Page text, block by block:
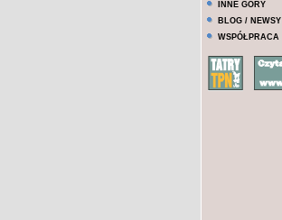
INNE GÓRY
BLOG / NEWSY
WSPÓŁPRACA